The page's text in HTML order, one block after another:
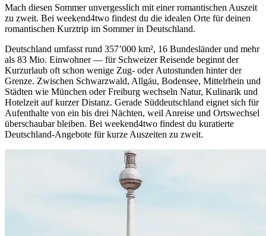
Mach diesen Sommer unvergesslich mit einer romantischen Auszeit
zu zweit. Bei weekend4two findest du die idealen Orte für deinen
romantischen Kurztrip im Sommer in Deutschland.
Deutschland umfasst rund 357’000 km², 16 Bundesländer und mehr
als 83 Mio. Einwohner — für Schweizer Reisende beginnt der
Kurzurlaub oft schon wenige Zug- oder Autostunden hinter der
Grenze. Zwischen Schwarzwald, Allgäu, Bodensee, Mittelrhein und
Städten wie München oder Freiburg wechseln Natur, Kulinarik und
Hotelzeit auf kurzer Distanz. Gerade Süddeutschland eignet sich für
Aufenthalte von ein bis drei Nächten, weil Anreise und Ortswechsel
überschaubar bleiben. Bei weekend4two findest du kuratierte
Deutschland-Angebote für kurze Auszeiten zu zweit.